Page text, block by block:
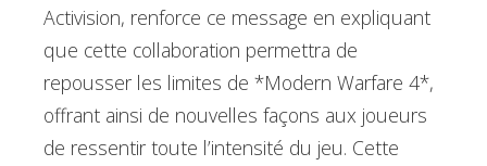
Activision, renforce ce message en expliquant
que cette collaboration permettra de
repousser les limites de *Modern Warfare 4*,
offrant ainsi de nouvelles façons aux joueurs
de ressentir toute l’intensité du jeu. Cette